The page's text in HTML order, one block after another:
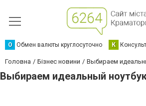
О Обмен валюты круглосуточно К
Головна Бізнес новини Выбираем
Выбираем идеальный